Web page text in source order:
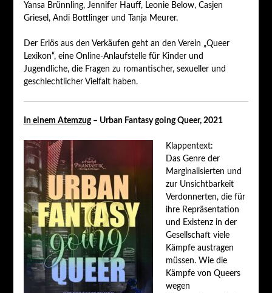
Yansa Brünnling, Jennifer Hauff, Leonie Below, Casjen
Griesel, Andi Bottlinger und Tanja Meurer.
Der Erlös aus den Verkäufen geht an den Verein „Queer
Lexikon“, eine Online-Anlaufstelle für Kinder und
Jugendliche, die Fragen zu romantischer, sexueller und
geschlechtlicher Vielfalt haben.
In einem Atemzug– Urban Fantasy going Queer, 2021
Klappentext:
Das Genre der
Marginalisierten und
zur Unsichtbarkeit
Verdonnerten, die für
ihre Repräsentation
und Existenz in der
Gesellschaft viele
Kämpfe austragen
müssen. Wie die
Kämpfe von Queers
wegen